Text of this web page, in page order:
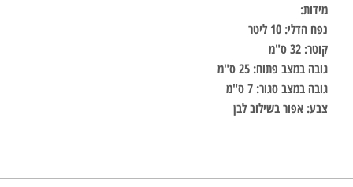
מידות:
נפח הדלי: 10 ליטר
קוטר: 32 ס"מ
גובה במצב פתוח: 25 ס"מ
גובה במצב סגור: 7 ס"מ
צבע: אפור בשילוב לבן